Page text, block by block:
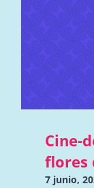
Cine-
flores
7 junio,